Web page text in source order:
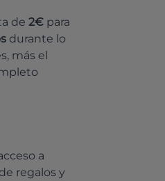
de 2€ para
durante lo
más el
a
regalos y